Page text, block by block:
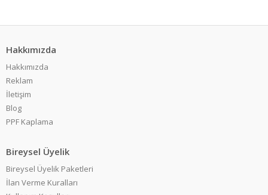
Hakkımızda
Hakkımızda
Reklam
İletişim
Blog
PPF Kaplama
Bireysel Üyelik
Bireysel Üyelik Paketleri
İlan Verme Kuralları